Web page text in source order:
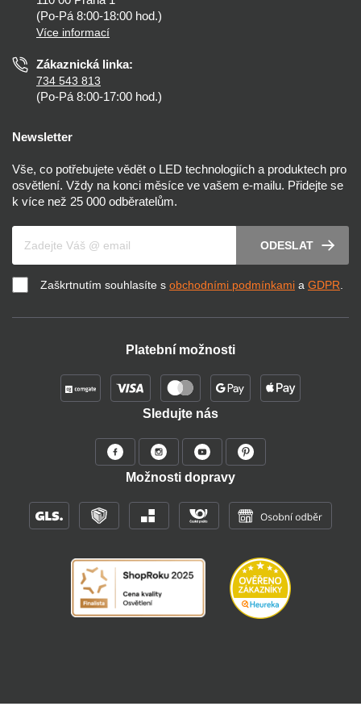
Osvětlení dle místnosti
Nastavení cookies
Prohlášení o přístupnosti
(Po-Pá 8:00-18:00 hod.)
Více informací
Zákaznická linka:
734 543 813
(Po-Pá 8:00-17:00 hod.)
Newsletter
Vše, co potřebujete vědět o LED technologiích a produktech pro
osvětlení. Vždy na konci měsíce ve vašem e-mailu. Přidejte se
k více než 25 000 odběratelům.
ODESLAT
Zaškrtnutím souhlasíte s obchodními podmínkami a GDPR
Platební možnosti
Sledujte nás
Možnosti dopravy